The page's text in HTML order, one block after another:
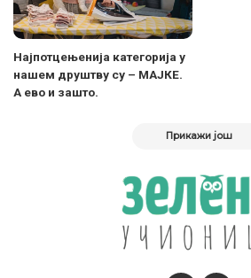
Најпотцењенија категорија у
нашем друштву су – МАЈКЕ.
А ево и зашто.
Прикажи још